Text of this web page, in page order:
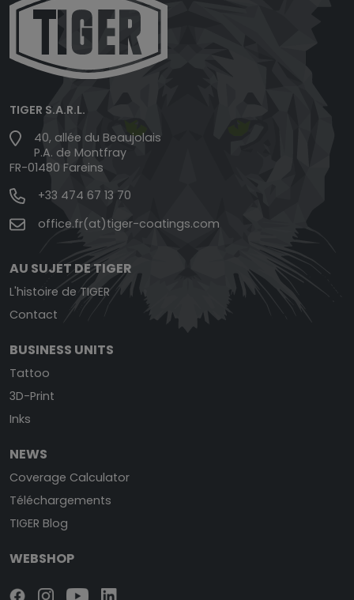
TIGER S.A.R.L.
40, allée du Beaujolais
P.A. de Montfray
FR-01480 Fareins
+33 474 67 13 70
office.fr(at)tiger-coatings.com
AU SUJET DE TIGER
L'histoire de TIGER
Contact
BUSINESS UNITS
Tattoo
3D-Print
Inks
NEWS
Coverage Calculator
Téléchargements
TIGER Blog
WEBSHOP